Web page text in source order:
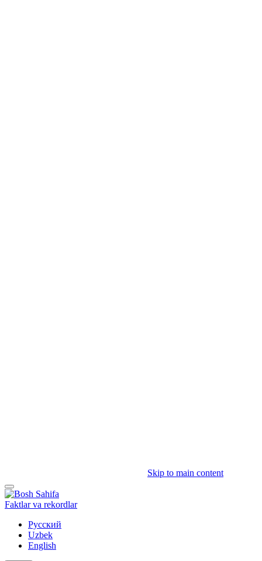
Skip to main content
Faktlar va rekordlar
Русский
Uzbek
English